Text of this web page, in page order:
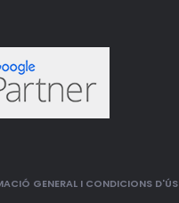
GENERAL I CONDICIONS D'ÚS